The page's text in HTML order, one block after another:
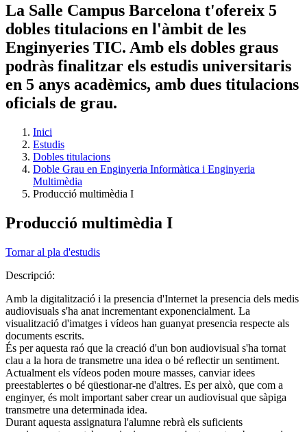
La Salle Campus Barcelona t'ofereix 5
dobles titulacions en l'àmbit de les
Enginyeries TIC. Amb els dobles graus
podràs finalitzar els estudis universitaris
en 5 anys acadèmics, amb dues titulacions
oficials de grau.
Inici
Estudis
Dobles titulacions
Doble Grau en Enginyeria Informàtica i Enginyeria
Multimèdia
Producció multimèdia I
Producció multimèdia I
Tornar al pla d'estudis
Descripció:
Amb la digitalització i la presencia d'Internet la presencia dels medis
audiovisuals s'ha anat incrementant exponencialment. La
visualització d'imatges i vídeos han guanyat presencia respecte als
documents escrits.
És per aquesta raó que la creació d'un bon audiovisual s'ha tornat
clau a la hora de transmetre una idea o bé reflectir un sentiment.
Actualment els vídeos poden moure masses, canviar idees
preestablertes o bé qüestionar-ne d'altres. Es per això, que com a
enginyer, és molt important saber crear un audiovisual que sàpiga
transmetre una determinada idea.
Durant aquesta assignatura l'alumne rebrà els suficients